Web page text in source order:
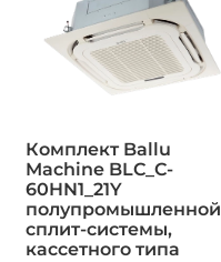
Комплект Ballu
Machine BLC_C-
60HN1_21Y
полупромышленной
сплит-системы,
кассетного типа